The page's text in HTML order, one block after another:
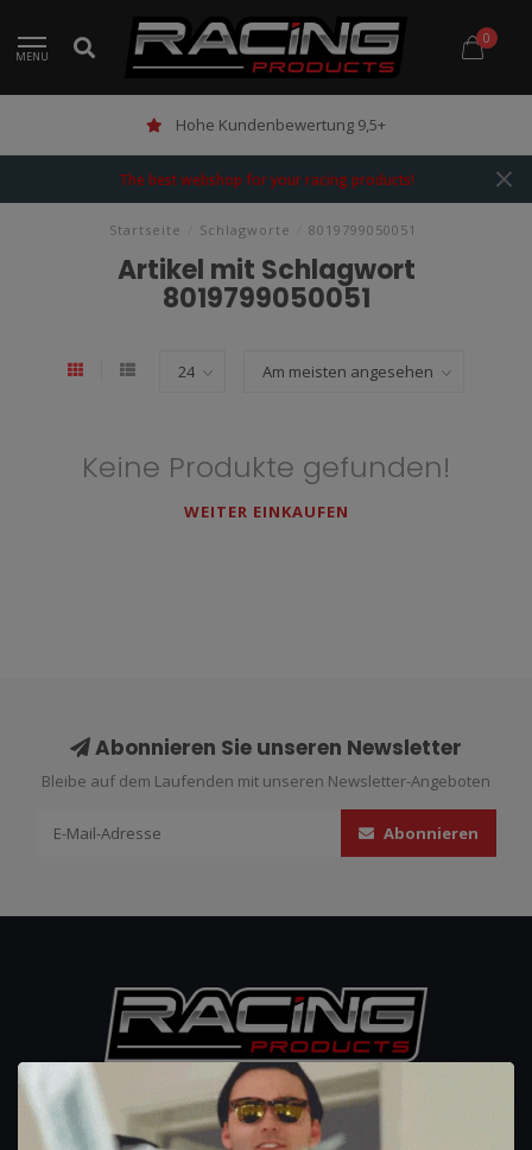
MENU
0
Hohe Kundenbewertung 9,5+
The best webshop for your racing products!
Startseite Schlagworte 8019799050051
Artikel mit Schlagwort
8019799050051
Keine Produkte gefunden!
WEITER EINKAUFEN
Abonnieren Sie unseren Newsletter
Bleibe auf dem Laufenden mit unseren Newsletter-Angeboten
Abonnieren
We use what we sell, that's the difference!